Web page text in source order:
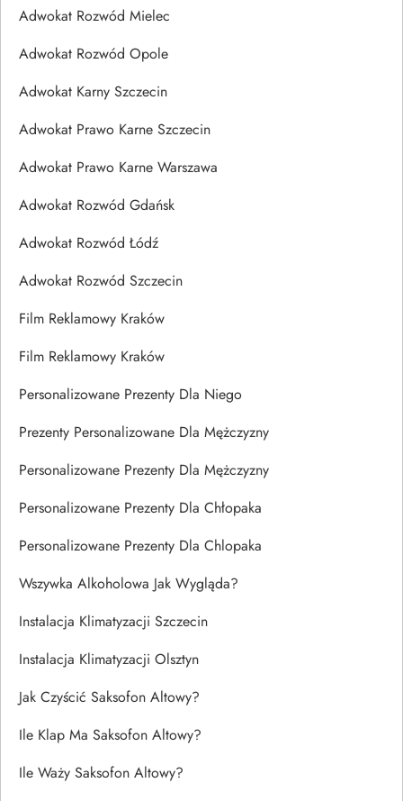
Adwokat Rozwód Mielec
Adwokat Rozwód Opole
Adwokat Karny Szczecin
Adwokat Prawo Karne Szczecin
Adwokat Prawo Karne Warszawa
Adwokat Rozwód Gdańsk
Adwokat Rozwód Łódź
Adwokat Rozwód Szczecin
Film Reklamowy Kraków
Film Reklamowy Kraków
Personalizowane Prezenty Dla Niego
Prezenty Personalizowane Dla Mężczyzny
Personalizowane Prezenty Dla Mężczyzny
Personalizowane Prezenty Dla Chłopaka
Personalizowane Prezenty Dla Chlopaka
Wszywka Alkoholowa Jak Wygląda?
Instalacja Klimatyzacji Szczecin
Instalacja Klimatyzacji Olsztyn
Jak Czyścić Saksofon Altowy?
Ile Klap Ma Saksofon Altowy?
Ile Waży Saksofon Altowy?